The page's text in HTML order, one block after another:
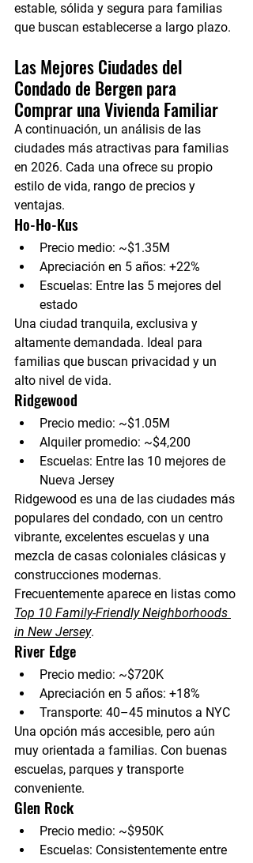
estable, sólida y segura para familias
que buscan establecerse a largo plazo.
Las Mejores Ciudades del
Condado de Bergen para
Comprar una Vivienda Familiar
A continuación, un análisis de las
ciudades más atractivas para familias
en 2026. Cada una ofrece su propio
estilo de vida, rango de precios y
ventajas.
Ho-Ho-Kus
Precio medio: ~$1.35M
Apreciación en 5 años: +22%
Escuelas: Entre las 5 mejores del
estado
Una ciudad tranquila, exclusiva y
altamente demandada. Ideal para
familias que buscan privacidad y un
alto nivel de vida.
Ridgewood
Precio medio: ~$1.05M
Alquiler promedio: ~$4,200
Escuelas: Entre las 10 mejores de
Nueva Jersey
Ridgewood es una de las ciudades más
populares del condado, con un centro
vibrante, excelentes escuelas y una
mezcla de casas coloniales clásicas y
construcciones modernas.
Frecuentemente aparece en listas como
Top 10 Family-Friendly Neighborhoods
in New Jersey.
River Edge
Precio medio: ~$720K
Apreciación en 5 años: +18%
Transporte: 40–45 minutos a NYC
Una opción más accesible, pero aún
muy orientada a familias. Con buenas
escuelas, parques y transporte
conveniente.
Glen Rock
Precio medio: ~$950K
Escuelas: Consistentemente entre